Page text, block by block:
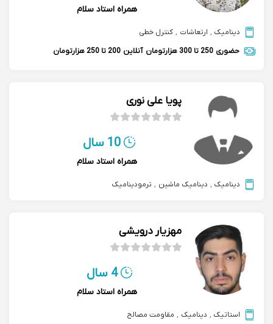
همراه استاد سلام
دینامیک , ارتعاشات , کنترل خطی
حضوری 250 تا 300 هزارتومان آنلاین 200 تا 250 هزارتومان
پویا علی نوری
10 سال
همراه استاد سلام
دینامیک , دینامیک ماشین , ترمودینامیک
مهزیار درویشی
4 سال
همراه استاد سلام
استاتیک , دینامیک , مقاومت مصالح